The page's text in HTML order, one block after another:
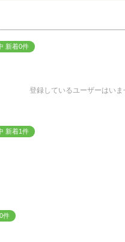
新着0件
登録しているユーザーはいま
新着1件
件